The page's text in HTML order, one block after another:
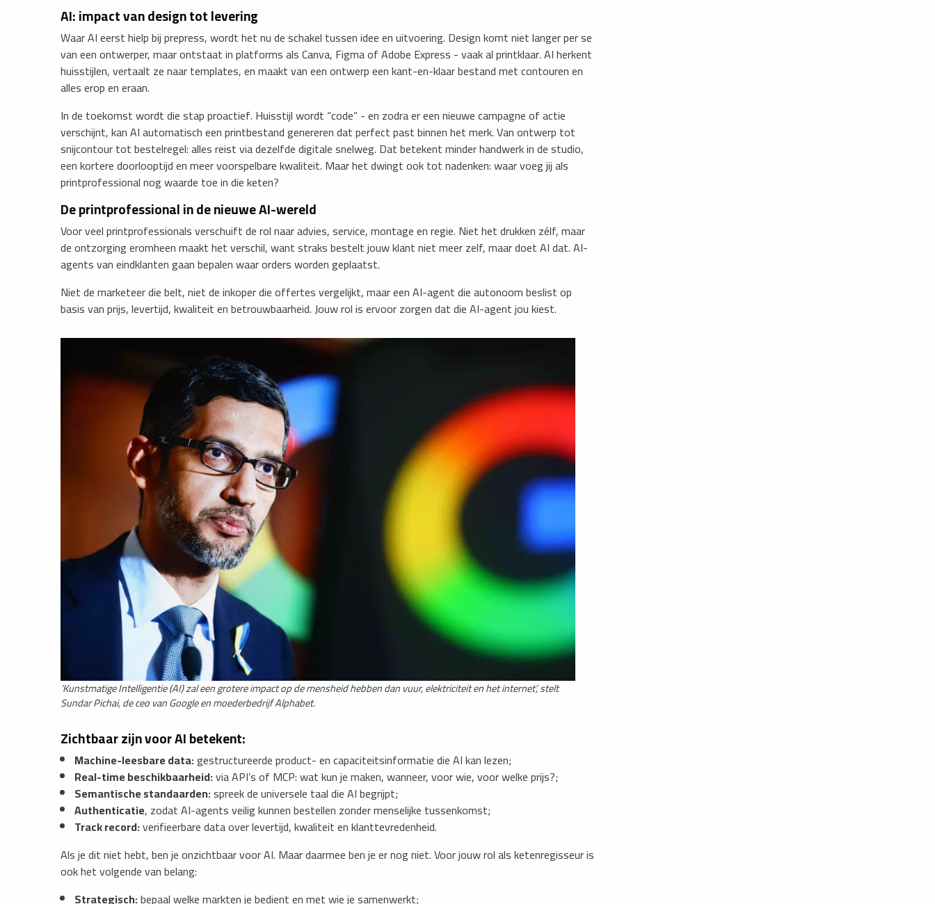
AI: impact van design tot levering
Waar AI eerst hielp bij prepress, wordt het nu de schakel tussen idee en uitvoering. Design komt niet langer per se
van een ontwerper, maar ontstaat in platforms als Canva, Figma of Adobe Express - vaak al printklaar. AI herkent
huisstijlen, vertaalt ze naar templates, en maakt van een ontwerp een kant-en-klaar bestand met contouren en
alles erop en eraan.
In de toekomst wordt die stap proactief. Huisstijl wordt “code” - en zodra er een nieuwe campagne of actie
verschijnt, kan AI automatisch een printbestand genereren dat perfect past binnen het merk. Van ontwerp tot
snijcontour tot bestelregel: alles reist via dezelfde digitale snelweg. Dat betekent minder handwerk in de studio,
een kortere doorlooptijd en meer voorspelbare kwaliteit. Maar het dwingt ook tot nadenken: waar voeg jij als
printprofessional nog waarde toe in die keten?
De printprofessional in de nieuwe AI-wereld
Voor veel printprofessionals verschuift de rol naar advies, service, montage en regie. Niet het drukken zélf, maar
de ontzorging eromheen maakt het verschil, want straks bestelt jouw klant niet meer zelf, maar doet AI dat. AI-
agents van eindklanten gaan bepalen waar orders worden geplaatst.
Niet de marketeer die belt, niet de inkoper die offertes vergelijkt, maar een AI-agent die autonoom beslist op
basis van prijs, levertijd, kwaliteit en betrouwbaarheid. Jouw rol is ervoor zorgen dat die AI-agent jou kiest.
​‘Kunstmatige Intelligentie (AI) zal een grotere impact op de mensheid hebben dan vuur, elektriciteit en het internet’, stelt
Sundar Pichai, de ceo van Google en moederbedrijf Alphabet.
Zichtbaar zijn voor AI betekent:
Machine-leesbare data:gestructureerde product- en capaciteitsinformatie die AI kan lezen;
Real-time beschikbaarheid:via API’s of MCP: wat kun je maken, wanneer, voor wie, voor welke prijs?;
Semantische standaarden:spreek de universele taal die AI begrijpt;
Authenticatie, zodat AI-agents veilig kunnen bestellen zonder menselijke tussenkomst;
Track record:verifieerbare data over levertijd, kwaliteit en klanttevredenheid.
​Als je dit niet hebt, ben je onzichtbaar voor AI. Maar daarmee ben je er nog niet. Voor jouw rol als ketenregisseur is
ook het volgende van belang:
Strategisch:bepaal welke markten je bedient en met wie je samenwerkt;